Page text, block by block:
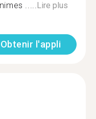
.....Lire plus
Obtenir l'appli